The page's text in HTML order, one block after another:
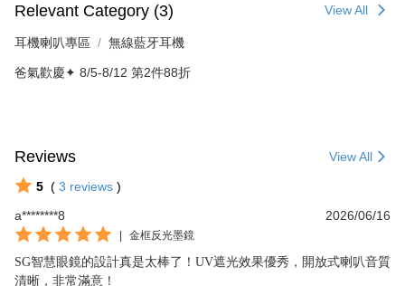
Relevant Category (3) View All
耳機喇叭專區 無線藍牙耳機
爸氣歡慶✦ 8/5-8/12 第2件88折
Reviews View All
5 ( 3 reviews )
a********8
2026/06/16
金框反光墨鏡
SG智慧眼鏡的設計真是太棒了！UV遮光效果優秀，開放式喇叭音質
清晰，非常滿意！